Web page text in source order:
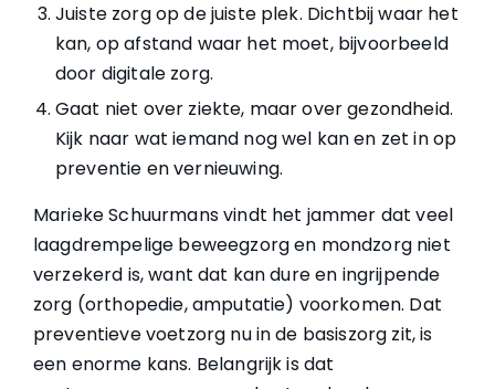
Juiste zorg op de juiste plek. Dichtbij waar het
kan, op afstand waar het moet, bijvoorbeeld
door digitale zorg.
Gaat niet over ziekte, maar over gezondheid.
Kijk naar wat iemand nog wel kan en zet in op
preventie en vernieuwing.
Marieke Schuurmans vindt het jammer dat veel
laagdrempelige beweegzorg en mondzorg niet
verzekerd is, want dat kan dure en ingrijpende
zorg (orthopedie, amputatie) voorkomen. Dat
preventieve voetzorg nu in de basiszorg zit, is
een enorme kans. Belangrijk is dat